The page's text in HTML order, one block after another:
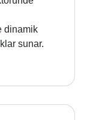
dinamik
sunar.